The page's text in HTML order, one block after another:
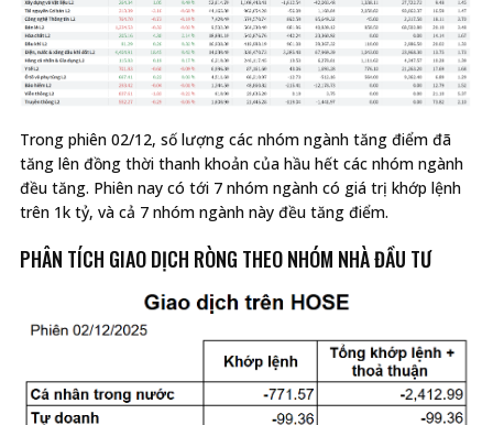
Trong phiên 02/12, số lượng các nhóm ngành tăng điểm đã
tăng lên đồng thời thanh khoản của hầu hết các nhóm ngành
đều tăng. Phiên nay có tới 7 nhóm ngành có giá trị khớp lệnh
trên 1k tỷ, và cả 7 nhóm ngành này đều tăng điểm.
PHÂN TÍCH GIAO DỊCH RÒNG THEO NHÓM NHÀ ĐẦU TƯ